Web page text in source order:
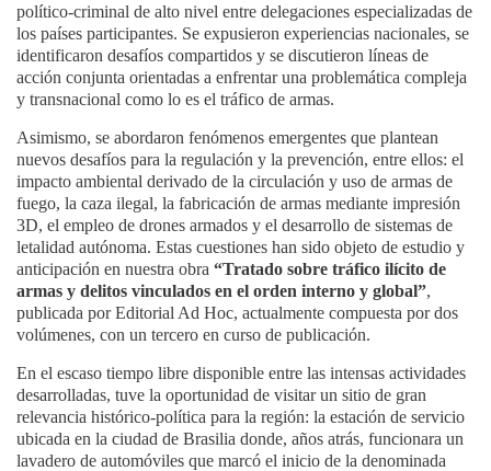
político-criminal de alto nivel entre delegaciones especializadas de
los países participantes. Se expusieron experiencias nacionales, se
identificaron desafíos compartidos y se discutieron líneas de
acción conjunta orientadas a enfrentar una problemática compleja
y transnacional como lo es el tráfico de armas.
Asimismo, se abordaron fenómenos emergentes que plantean
nuevos desafíos para la regulación y la prevención, entre ellos: el
impacto ambiental derivado de la circulación y uso de armas de
fuego, la caza ilegal, la fabricación de armas mediante impresión
3D, el empleo de drones armados y el desarrollo de sistemas de
letalidad autónoma. Estas cuestiones han sido objeto de estudio y
anticipación en nuestra obra “Tratado sobre tráfico ilícito de
armas y delitos vinculados en el orden interno y global”,
publicada por Editorial Ad Hoc, actualmente compuesta por dos
volúmenes, con un tercero en curso de publicación.
En el escaso tiempo libre disponible entre las intensas actividades
desarrolladas, tuve la oportunidad de visitar un sitio de gran
relevancia histórico-política para la región: la estación de servicio
ubicada en la ciudad de Brasilia donde, años atrás, funcionara un
lavadero de automóviles que marcó el inicio de la denominada